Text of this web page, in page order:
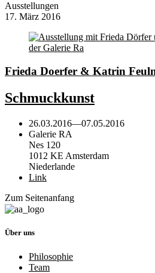
Ausstellungen
17. März 2016
Frieda Doerfer & Katrin
Schmuckkunst
26.03.2016—07.05.2016
Galerie RA
Nes 120
1012 KE Amsterdam
Niederlande
Link
Zum Seitenanfang
Über uns
Philosophie
Team